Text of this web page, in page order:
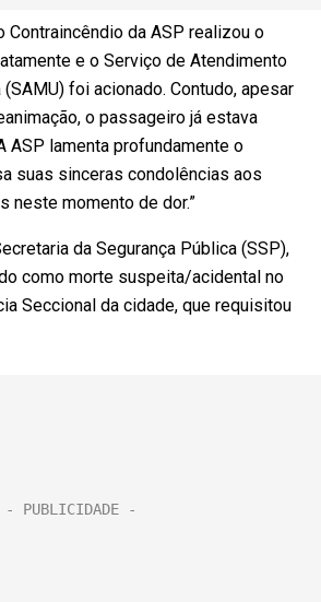
Contraincêndio da ASP realizou o
e o Serviço de Atendimento
foi acionado. Contudo, apesar
o passageiro já estava
ASP lamenta profundamente o
suas sinceras condolências aos
neste momento de dor.”
da Segurança Pública (SSP),
como morte suspeita/acidental no
Seccional da cidade, que requisitou